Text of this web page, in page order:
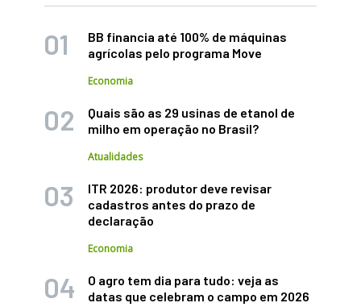
BB financia até 100% de máquinas
agrícolas pelo programa Move
Economia
Quais são as 29 usinas de etanol de
milho em operação no Brasil?
Atualidades
ITR 2026: produtor deve revisar
cadastros antes do prazo de
declaração
Economia
O agro tem dia para tudo: veja as
datas que celebram o campo em 2026